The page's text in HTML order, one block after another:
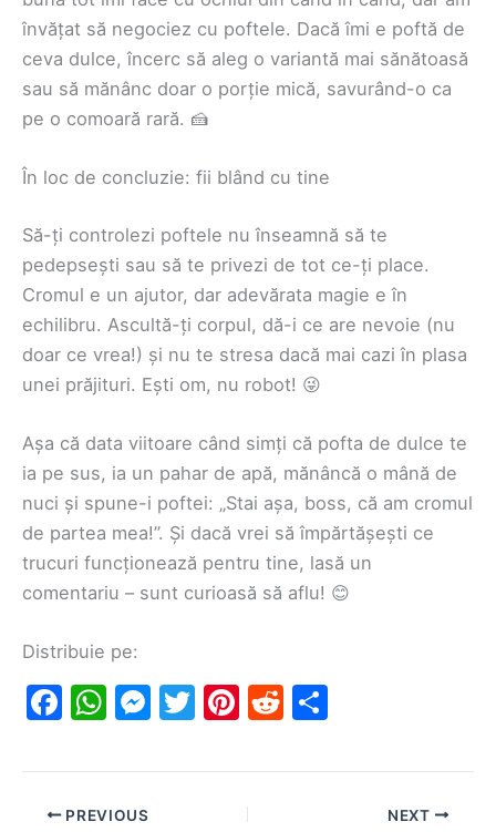
învățat să negociez cu poftele. Dacă îmi e poftă de
ceva dulce, încerc să aleg o variantă mai sănătoasă
sau să mănânc doar o porție mică, savurând-o ca
pe o comoară rară. 🍰
În loc de concluzie: fii blând cu tine
Să-ți controlezi poftele nu înseamnă să te
pedepsești sau să te privezi de tot ce-ți place.
Cromul e un ajutor, dar adevărata magie e în
echilibru. Ascultă-ți corpul, dă-i ce are nevoie (nu
doar ce vrea!) și nu te stresa dacă mai cazi în plasa
unei prăjituri. Ești om, nu robot! 😜
Așa că data viitoare când simți că pofta de dulce te
ia pe sus, ia un pahar de apă, mănâncă o mână de
nuci și spune-i poftei: „Stai așa, boss, că am cromul
de partea mea!”. Și dacă vrei să împărtășești ce
trucuri funcționează pentru tine, lasă un
comentariu – sunt curioasă să aflu! 😊
Distribuie pe:
F
c
e
W
at
s
M
s
T
itt
Pi
er
e
R
d ar
PREVIOUS NEXT